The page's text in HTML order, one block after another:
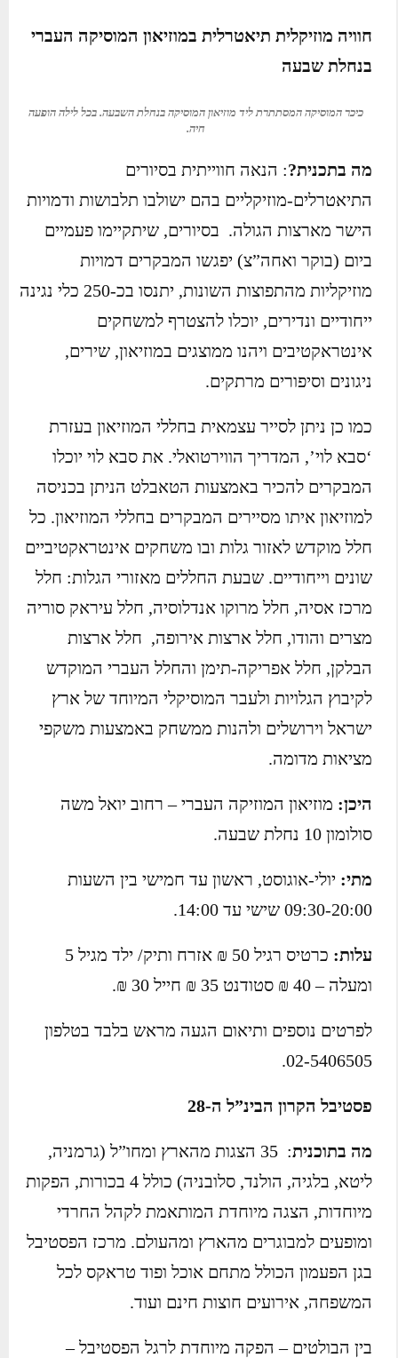
חוויה מוזיקלית תיאטרלית במוזיאון המוסיקה העברי
בנחלת שבעה
כיכר המוסיקה המסתתרת ליד מוזיאון המוסיקה בנחלת השבעה. בכל לילה הופעה
חיה.
מה בתכנית?: הנאה חווייתית בסיורים
התיאטרלים-מוזיקליים בהם ישולבו תלבושות ודמויות
הישר מארצות הגולה. בסיורים, שיתקיימו פעמיים
ביום (בוקר ואחה”צ) יפגשו המבקרים דמויות
מוזיקליות מהתפוצות השונות, יתנסו בכ-250 כלי נגינה
ייחודיים ונדירים, יוכלו להצטרף למשחקים
אינטראקטיבים ויהנו ממוצגים במוזיאון, שירים,
ניגונים וסיפורים מרתקים.
כמו כן ניתן לסייר עצמאית בחללי המוזיאון בעזרת
‘סבא לוי’, המדריך הווירטואלי. את סבא לוי יוכלו
המבקרים להכיר באמצעות הטאבלט הניתן בכניסה
למוזיאון איתו מסיירים המבקרים בחללי המוזיאון. כל
חלל מוקדש לאזור גלות ובו משחקים אינטראקטיביים
שונים וייחודיים. שבעת החללים מאזורי הגלות: חלל
מרכז אסיה, חלל מרוקו אנדלוסיה, חלל עיראק סוריה
מצרים והודו, חלל ארצות אירופה, חלל ארצות
הבלקן, חלל אפריקה-תימן והחלל העברי המוקדש
לקיבוץ הגלויות ולעבר המוסיקלי המיוחד של ארץ
ישראל וירושלים ולהנות ממשחק באמצעות משקפי
מציאות מדומה.
היכן: מוזיאון המוזיקה העברי – רחוב יואל משה
סולומון 10 נחלת שבעה.
מתי: יולי-אוגוסט, ראשון עד חמישי בין השעות
09:30-20:00 שישי עד 14:00.
עלות:
כרטיס רגיל 50 ₪ אזרח ותיק/ ילד מגיל 5
ומעלה – 40 ₪ סטודנט 35 ₪ חייל 30 ₪.
לפרטים נוספים ותיאום הגעה מראש בלבד בטלפון
02-5406505.
פסטיבל הקרון הבינ”ל ה-28
מה בתוכנית
: 35 הצגות מהארץ ומחו”ל (גרמניה,
ליטא, בלגיה, הולנד, סלובניה) כולל 4 בכורות, הפקות
מיוחדות, הצגה מיוחדת המותאמת לקהל החרדי
ומופעים למבוגרים מהארץ ומהעולם. מרכז הפסטיבל
בגן הפעמון הכולל מתחם אוכל ופוד טראקס לכל
המשפחה, אירועים חוצות חינם ועוד.
בין הבולטים – הפקה מיוחדת לרגל הפסטיבל –